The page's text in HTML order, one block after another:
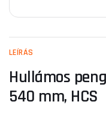
LEÍRÁS
Hullámos
540 mm, HCS